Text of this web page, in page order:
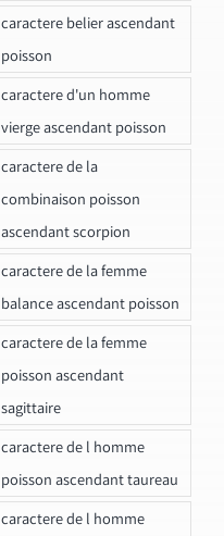
caractere belier ascendant
poisson
caractere d'un homme
vierge ascendant poisson
caractere de la
combinaison poisson
ascendant scorpion
caractere de la femme
balance ascendant poisson
caractere de la femme
poisson ascendant
sagittaire
caractere de l homme
poisson ascendant taureau
caractere de l homme